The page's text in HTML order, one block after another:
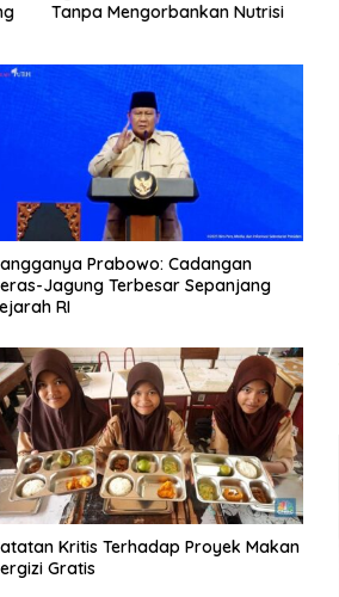
Gadget dan Komputer
Prabowo: Cadangan
Jagung Terbesar Sepanjang
RI
Kritis Terhadap Proyek Makan
Gratis